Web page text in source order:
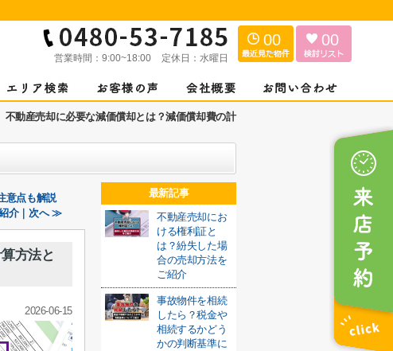
営業時間： 9:00~18:00 定休日： 水曜日
00 00
不動産売却に必要な減価償却とは？減価償却費の計
意点も解説
介｜次へ ≫
方法と
2026-06-15
最新記事
不動産売却にお
ける権利証と
は？紛失した場
合の売却方法を
ご紹介
事故物件を相続
したら？税金や
相続するかどう
かの判断基準に